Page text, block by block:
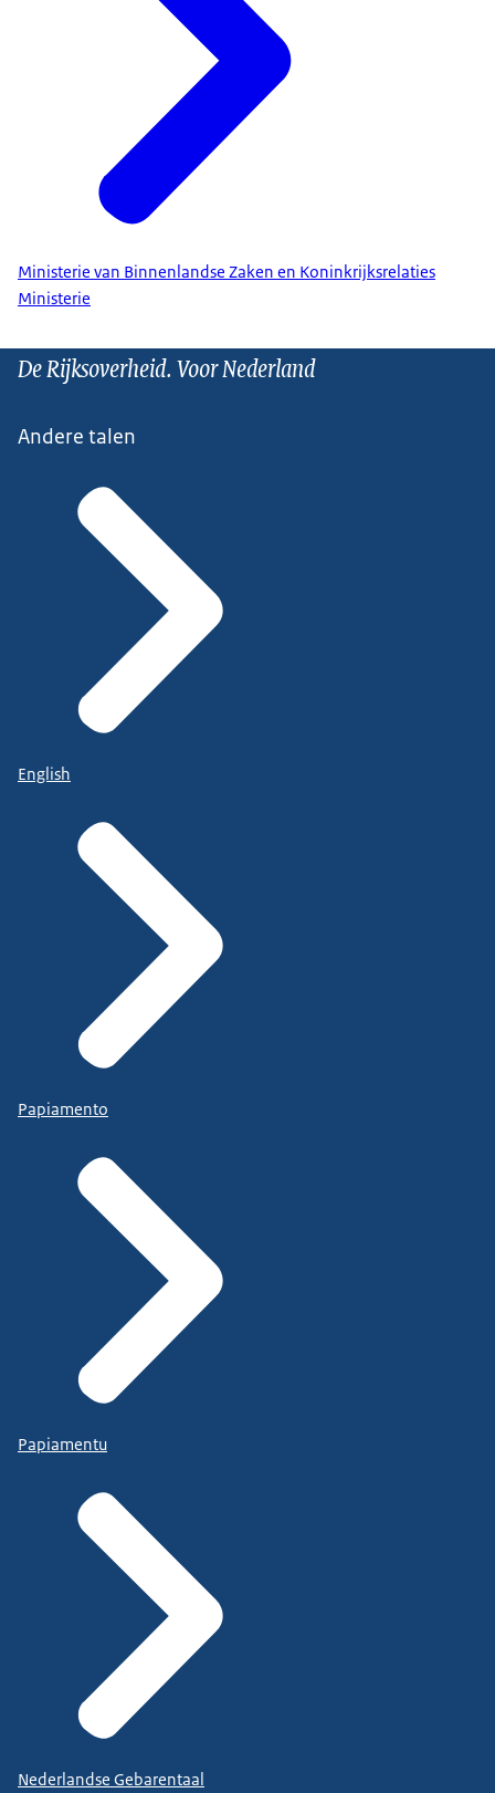
Ministerie van Binnenlandse Zaken en Koninkrijksrelaties
Ministerie
De Rijksoverheid. Voor Nederland
Andere talen
English
Papiamento
Papiamentu
Nederlandse Gebarentaal